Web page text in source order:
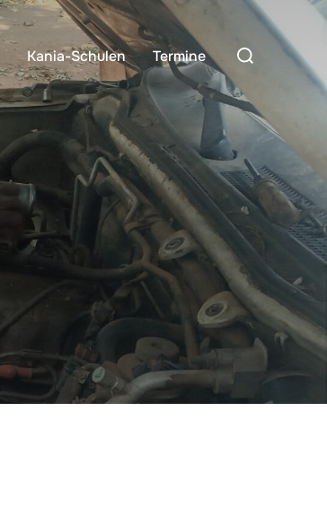
Kania-Schulen Termine
Suchen
nach: